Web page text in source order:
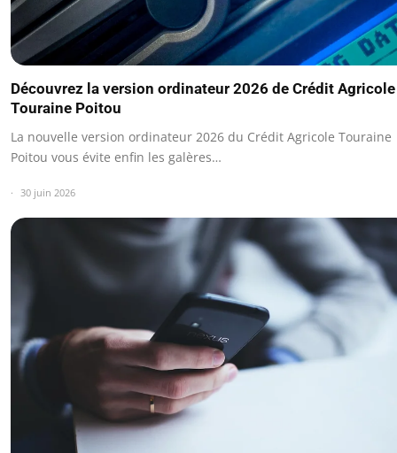
Découvrez la version ordinateur 2026 de Crédit Agricole
Touraine Poitou
La nouvelle version ordinateur 2026 du Crédit Agricole Touraine
Poitou vous évite enfin les galères…
30 juin 2026